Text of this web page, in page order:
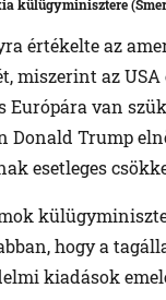
külügyminisztere
értékelte az
miszerint az
Európára van
Donald Trump
esetleges
hogy a
kiadások